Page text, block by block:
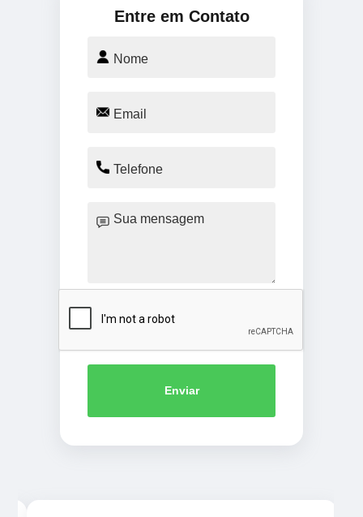
Entre em Contato
Enviar